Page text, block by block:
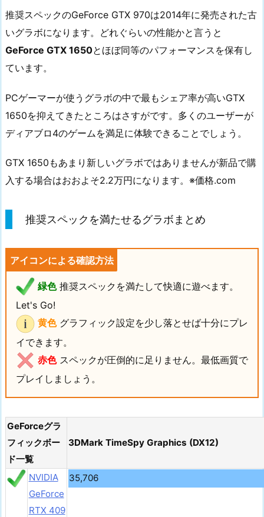
推奨スペックのGeForce GTX 970は2014年に発売された古
いグラボになります。どれぐらいの性能かと言うと
GeForce GTX 1650とほぼ同等のパフォーマンスを保有し
ています。
PCゲーマーが使うグラボの中で最もシェア率が高いGTX
1650を抑えてきたところはさすがです。多くのユーザーが
ディアブロ4のゲームを満足に体験できることでしょう。
GTX 1650もあまり新しいグラボではありませんが新品で購
入する場合はおおよそ2.2万円になります。※価格.com
推奨スペックを満たせるグラボまとめ
アイコンによる確認方法
緑色推奨スペックを満たして快適に遊べます。
Let's Go!
黄色グラフィック設定を少し落とせば十分にプレ
イできます。
赤色スペックが圧倒的に足りません。最低画質で
プレイしましょう。
GeForceグラ
フィックボー
ド一覧
3DMark TimeSpy Graphics (DX12)
NVIDIA
GeForce
RTX 409
35,706